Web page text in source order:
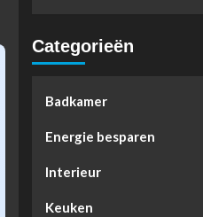
Categorieën
Badkamer
Energie besparen
Interieur
Keuken